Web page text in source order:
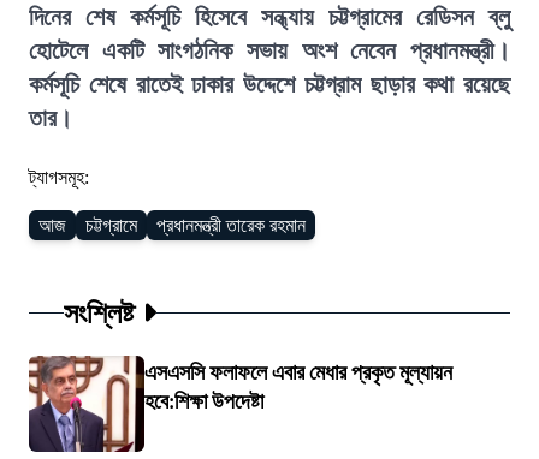
দিনের শেষ কর্মসূচি হিসেবে সন্ধ্যায় চট্টগ্রামের রেডিসন ব্লু
হোটেলে একটি সাংগঠনিক সভায় অংশ নেবেন প্রধানমন্ত্রী।
কর্মসূচি শেষে রাতেই ঢাকার উদ্দেশে চট্টগ্রাম ছাড়ার কথা রয়েছে
তার।
ট্যাগসমূহ:
আজ চট্টগ্রামে প্রধানমন্ত্রী তারেক রহমান
সংশ্লিষ্ট
এসএসসি ফলাফলে এবার মেধার প্রকৃত মূল্যায়ন
হবে:শিক্ষা উপদেষ্টা